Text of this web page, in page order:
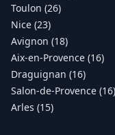
Toulon (26)
Nice (23)
Avignon (18)
Aix-en-Provence (16)
Draguignan (16)
Salon-de-Provence (16)
Arles (15)